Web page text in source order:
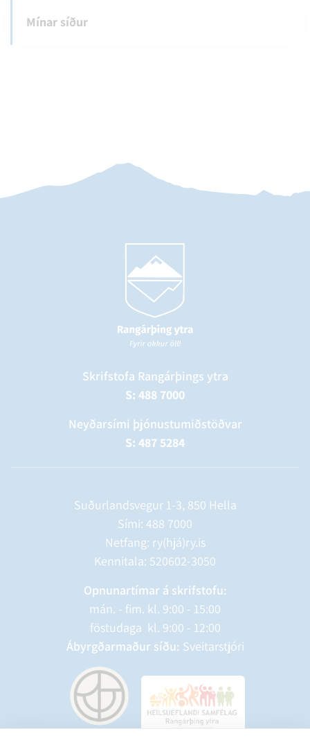
Mínar síður
Skrifstofa Rangárþings ytra
S: 488 7000
Neyðarsími þjónustumiðstöðvar
S: 487 5284
Suðurlandsvegur 1-3, 850 Hella
Sími: 488 7000
Netfang: ry(hjá)ry.is
Kennitala: 520602-3050
Opnunartímar á skrifstofu:
mán. - fim. kl. 9:00 - 15:00
föstudaga kl. 9:00 - 12:00
Ábyrgðarmaður síðu: Sveitarstjóri